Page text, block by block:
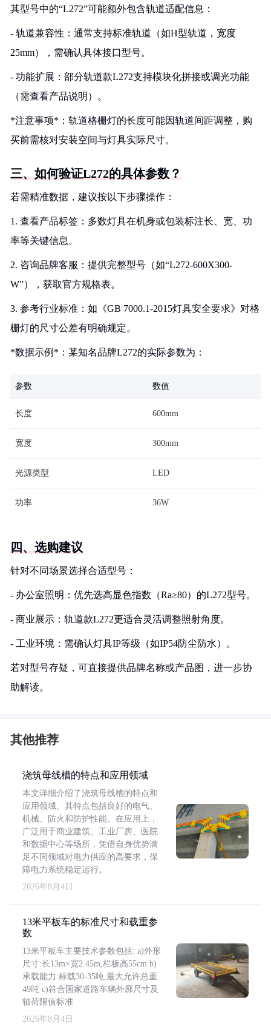
其型号中的“L272”可能额外包含轨道适配信息：
- 轨道兼容性：通常支持标准轨道（如H型轨道，宽度
25mm），需确认具体接口型号。
- 功能扩展：部分轨道款L272支持模块化拼接或调光功能
（需查看产品说明）。
*注意事项*：轨道格栅灯的长度可能因轨道间距调整，购
买前需核对安装空间与灯具实际尺寸。
三、如何验证L272的具体参数？
若需精准数据，建议按以下步骤操作：
1. 查看产品标签：多数灯具在机身或包装标注长、宽、功
率等关键信息。
2. 咨询品牌客服：提供完整型号（如“L272-600X300-
W”），获取官方规格表。
3. 参考行业标准：如《GB 7000.1-2015灯具安全要求》对格
栅灯的尺寸公差有明确规定。
*数据示例*：某知名品牌L272的实际参数为：
参数 数值
长度 600mm
宽度 300mm
光源类型 LED
功率 36W
四、选购建议
针对不同场景选择合适型号：
- 办公室照明：优先选高显色指数（Ra≥80）的L272型号。
- 商业展示：轨道款L272更适合灵活调整照射角度。
- 工业环境：需确认灯具IP等级（如IP54防尘防水）。
若对型号存疑，可直接提供品牌名称或产品图，进一步协
助解读。
其他推荐
浇筑母线槽的特点和应用领域
本文详细介绍了浇筑母线槽的特点和
应用领域。其特点包括良好的电气、
机械、防火和防护性能。在应用上，
广泛用于商业建筑、工业厂房、医院
和数据中心等场所，凭借自身优势满
足不同领域对电力供应的高要求，保
障电力系统稳定运行。
2026年8月4日
13米平板车的标准尺寸和载重参
数
13米平板车主要技术参数包括: a)外形
尺寸:长13m×宽2.45m,栏板高55cm b)
承载能力:标载30-35吨,最大允许总重
49吨 c)符合国家道路车辆外廓尺寸及
轴荷限值标准
2026年8月4日